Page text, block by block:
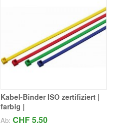
Kabel-Binder ISO zertifiziert |
farbig |
Ab: CHF 5.50